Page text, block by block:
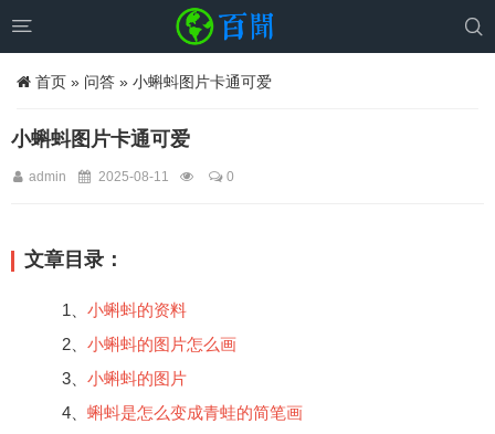
 
首页 » 问答 » 小蝌蚪图片卡通可爱
小蝌蚪图片卡通可爱
admin 2025-08-11 0
文章目录：
1、 小蝌蚪的资料
2、 小蝌蚪的图片怎么画
3、 小蝌蚪的图片
4、 蝌蚪是怎么变成青蛙的简笔画